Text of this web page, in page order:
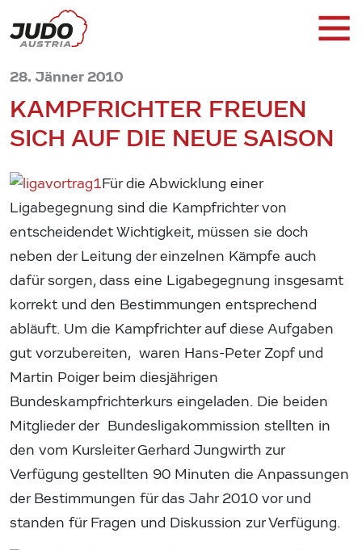
28. Jänner 2010
KAMPFRICHTER FREUEN
SICH AUF DIE NEUE SAISON
Für die Abwicklung einer
Ligabegegnung sind die Kampfrichter von
entscheidendet Wichtigkeit, müssen sie doch
neben der Leitung der einzelnen Kämpfe auch
dafür sorgen, dass eine Ligabegegnung insgesamt
korrekt und den Bestimmungen entsprechend
abläuft. Um die Kampfrichter auf diese Aufgaben
gut vorzubereiten, waren Hans-Peter Zopf und
Martin Poiger beim diesjährigen
Bundeskampfrichterkurs eingeladen. Die beiden
Mitglieder der Bundesligakommission stellten in
den vom Kursleiter Gerhard Jungwirth zur
Verfügung gestellten 90 Minuten die Anpassungen
der Bestimmungen für das Jahr 2010 vor und
standen für Fragen und Diskussion zur Verfügung.